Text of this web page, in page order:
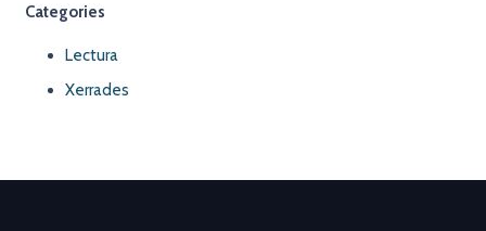
Categories
Lectura
Xerrades